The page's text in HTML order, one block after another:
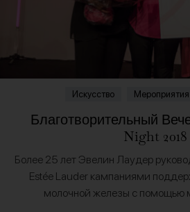
Искусство Мероприятия
Благотворительный
Night 2018
Более 25 лет Эвелин Лаудер
Estée Lauder кампаниями
молочной железы с помощью